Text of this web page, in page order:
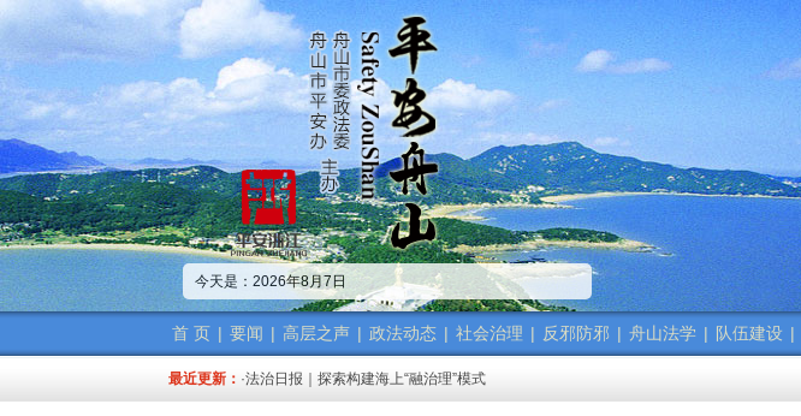
今天是：2026年8月7日
首 页 | 要闻 | 高层之声 | 政法动态 | 社会治理 | 反邪防邪 | 舟山法学 | 队伍建设 |
最近更新：
·中共舟山市委政法委员会招聘公告
·市委政法委机关传达学习省、市“新春第一会”精神
·市委政法工作会议召开 梁雪冬讲话
·中共浙江省委常委、政法委书记王成国致全省政法干警的新春贺词
·市委政法委机关召开年度考核会
·梁雪冬带队开展春节前安全督导检查工作
·法治日报｜探索构建海上“融治理”模式
·2025年度市委政法委员会第一次全体（扩大）会议召开